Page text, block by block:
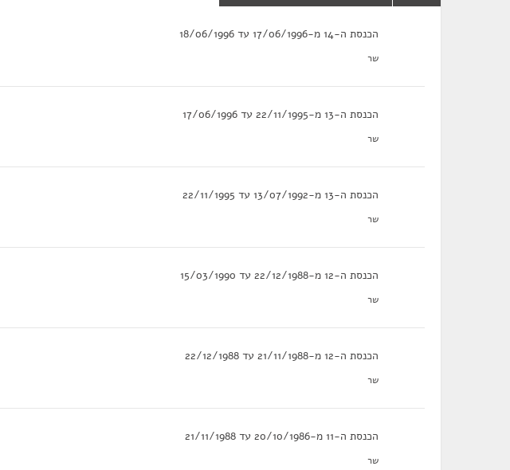
הכנסת ה-14 מ-17/06/1996 עד 18/06/1996
שר
הכנסת ה-13 מ-22/11/1995 עד 17/06/1996
שר
הכנסת ה-13 מ-13/07/1992 עד 22/11/1995
שר
הכנסת ה-12 מ-22/12/1988 עד 15/03/1990
שר
הכנסת ה-12 מ-21/11/1988 עד 22/12/1988
שר
הכנסת ה-11 מ-20/10/1986 עד 21/11/1988
שר